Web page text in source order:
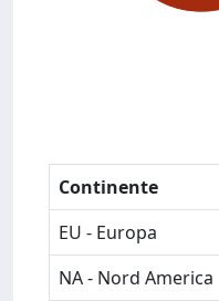
Continente
EU - Europa
NA - Nord America